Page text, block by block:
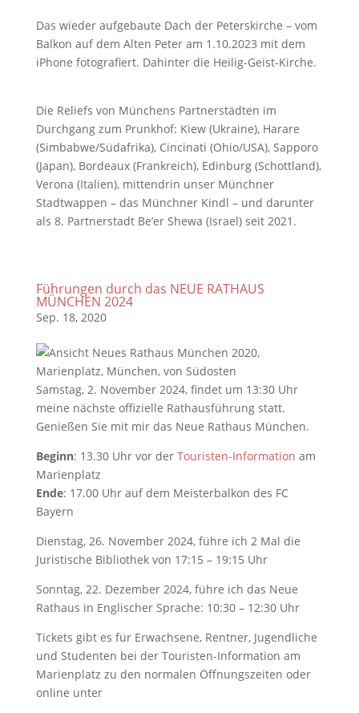
Das wieder aufgebaute Dach der Peterskirche – vom
Balkon auf dem Alten Peter am 1.10.2023 mit dem
iPhone fotografiert. Dahinter die Heilig-Geist-Kirche.
Die Reliefs von Münchens Partnerstädten im
Durchgang zum Prunkhof: Kiew (Ukraine), Harare
(Simbabwe/Südafrika), Cincinati (Ohio/USA), Sapporo
(Japan), Bordeaux (Frankreich), Edinburg (Schottland),
Verona (Italien), mittendrin unser Münchner
Stadtwappen – das Münchner Kindl – und darunter
als 8. Partnerstadt Be’er Shewa (Israel) seit 2021.
Führungen durch das NEUE RATHAUS
MÜNCHEN 2024
Sep. 18, 2020
Samstag, 2. November 2024, findet um 13:30 Uhr
meine nächste offizielle Rathausführung statt.
Genießen Sie mit mir das Neue Rathaus München.
Beginn: 13.30 Uhr vor der Touristen-Information am
Marienplatz
Ende: 17.00 Uhr auf dem Meisterbalkon des FC
Bayern
Dienstag, 26. November 2024, führe ich 2 Mal die
Juristische Bibliothek von 17:15 – 19:15 Uhr
Sonntag, 22. Dezember 2024, führe ich das Neue
Rathaus in Englischer Sprache: 10:30 – 12:30 Uhr
Tickets gibt es für Erwachsene, Rentner, Jugendliche
und Studenten bei der Touristen-Information am
Marienplatz zu den normalen Öffnungszeiten oder
online unter